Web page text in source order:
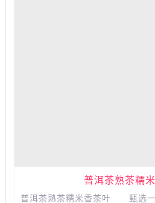
普洱茶熟茶糯
普洱茶熟茶糯米香茶叶 甄选一